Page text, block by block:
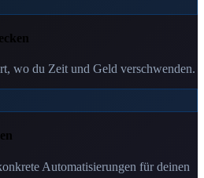
wo du Zeit und Geld verschwenden.
Automatisierungen für deinen